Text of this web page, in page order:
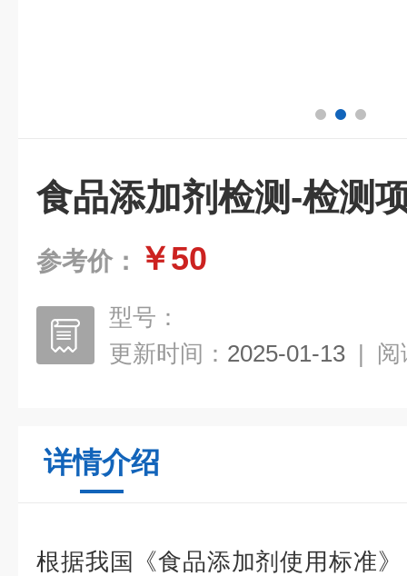
食品添加剂检测-检测
参考价： ￥50
型号：
更新时间： 2025-01-13 | 阅
详情介绍
根据我国《食品添加剂使用标准